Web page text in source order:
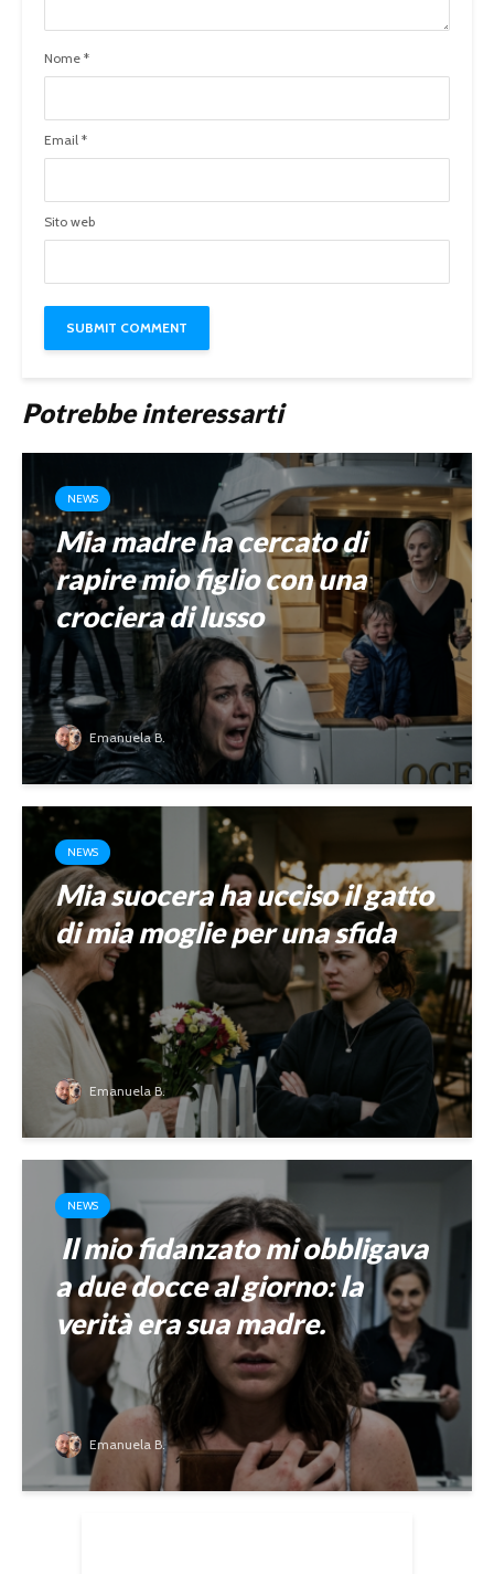
Nome *
Email *
Sito web
Potrebbe interessarti
NEWS
Mia madre ha cercato di
rapire mio figlio con una
crociera di lusso
Emanuela B.
NEWS
Mia suocera ha ucciso il gatto
di mia moglie per una sfida
Emanuela B.
NEWS
Il mio fidanzato mi obbligava
a due docce al giorno: la
verità era sua madre.
Emanuela B.